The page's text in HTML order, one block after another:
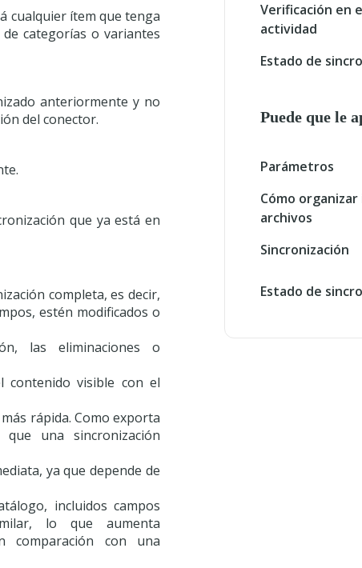
cualquier ítem que tenga
categorías o variantes
anteriormente y no
del conector.
que ya está en
completa, es decir,
estén modificados o
las eliminaciones o
contenido visible con el
rápida. Como exporta
una sincronización
ya que depende de
incluidos campos
lo que aumenta
comparación con una
Verificación en
actividad
Estado de
Puede que le
Parámetros
Cómo
archivos
Sincronización
Estado de